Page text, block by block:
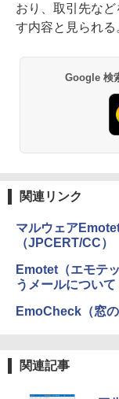
おり、取引先な
す内容と見られる
Google 検
関連リンク
マルウェア
（JPCERT/CC）
Emotet（エモテ
うメールについて
EmoCheck（窓の
関連記事